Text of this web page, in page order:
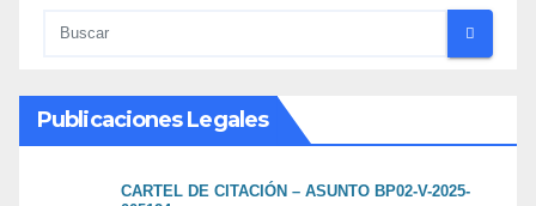
Publicaciones Legales
CARTEL DE CITACIÓN – ASUNTO BP02-V-2025-